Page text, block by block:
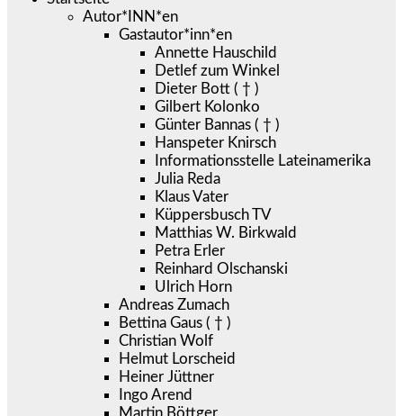
Autor*INN*en
Gastautor*inn*en
Annette Hauschild
Detlef zum Winkel
Dieter Bott ( † )
Gilbert Kolonko
Günter Bannas ( † )
Hanspeter Knirsch
Informationsstelle Lateinamerika
Julia Reda
Klaus Vater
Küppersbusch TV
Matthias W. Birkwald
Petra Erler
Reinhard Olschanski
Ulrich Horn
Andreas Zumach
Bettina Gaus ( † )
Christian Wolf
Helmut Lorscheid
Heiner Jüttner
Ingo Arend
Martin Böttger